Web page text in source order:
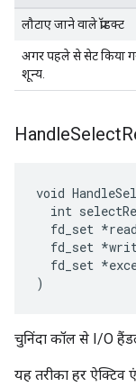
लौटाए जाने वाले प्रॉडक्ट
अगर पहले से सेट किया
शून्य.
HandleSelect
void
int
fd_set
fd_set
fd_set
)
चुनिंदा कॉल से I/O
यह तरीका हर ऐक्टिव